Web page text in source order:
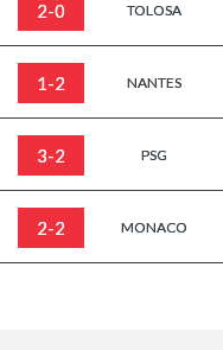
2-0 TOLOSA
1-2 NANTES
3-2 PSG
2-2 MONACO